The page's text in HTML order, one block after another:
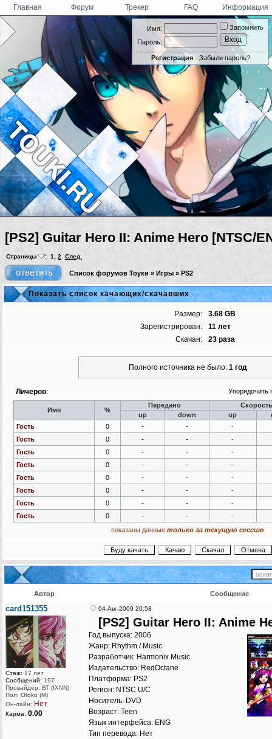
Имя:
Пароль:
Запомнить
Регистрация· Забыли пароль?
Главная Форум Трекер FAQ Информация
[PS2] Guitar Hero II: Anime Hero [NTSC/
Страницы : 1, 2 След.
Список форумов Тоуки » Игры » PS2
Показать список качающих/скачавших
Размер:
3.68 GB
Зарегистрирован:
11 лет
Скачан:
23 раза
Полного источника не было: 1 год
Личеров: Упорядочить
Имя %
Передано
Скорость
up
down up
Гость
0 - -
-
Гость
0 - -
-
Гость
0 - -
-
Гость
0 - -
-
Гость
0 - -
-
Гость
0 - -
-
Гость
0 - -
-
Гость
0 - -
-
показаны данныетолько за текущую сессию
Автор Сообщение
card151355
Стаж: 17 лет
Сообщений: 197
Провайдер: ВТ (IXNN)
Пол: Otoko (M)
Он-лайн: Нет
Карма: 0.00
04-Авг-2009 20:58
[PS2] Guitar Hero II: Anime
Год выпуска: 2006
Жанр: Rhythm / Music
Разработчик: Harmonix Music
Издательство: RedOctane
Платформа: PS2
Регион: NTSC U/C
Носитель: DVD
Возраст: Teen
Язык интерфейса: ENG
Тип перевода: Нет